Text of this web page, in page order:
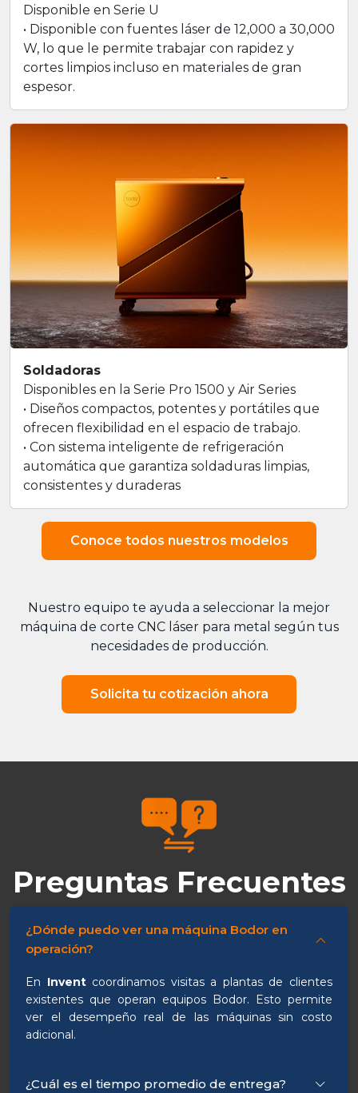
Disponible en Serie U
• Disponible con fuentes láser de 12,000 a 30,000
W, lo que le permite trabajar con rapidez y
cortes limpios incluso en materiales de gran
espesor.
Soldadoras
Disponibles en la Serie Pro 1500 y Air Series
• Diseños compactos, potentes y portátiles que
ofrecen flexibilidad en el espacio de trabajo.
• Con sistema inteligente de refrigeración
automática que garantiza soldaduras limpias,
consistentes y duraderas
Conoce todos nuestros modelos
Nuestro equipo te ayuda a seleccionar la mejor
máquina de corte CNC láser para metal según tus
necesidades de producción.
Solicita tu cotización ahora
Preguntas Frecuentes
¿Dónde puedo ver una máquina Bodor en
operación?
En Inventcoordinamos visitas a plantas de clientes
existentes que operan equipos Bodor. Esto permite
ver el desempeño real de las máquinas sin costo
adicional.
¿Cuál es el tiempo promedio de entrega?